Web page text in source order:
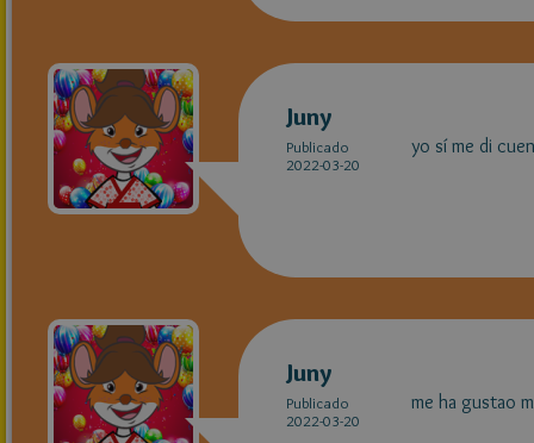
Juny
Publicado
2022-03-20
yo sí me di
Juny
Publicado
2022-03-20
me ha gustao